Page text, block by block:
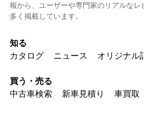
報から、ユーザーや専門家のリアルな
多く掲載しています。
知る
カタログ
ニュース オリジナル
買う・売る
中古車検索
新車見積り 車買取